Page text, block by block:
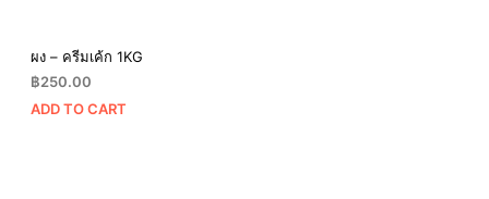
ผง – ครีมเค้ก 1KG
฿250.00
ADD TO CART